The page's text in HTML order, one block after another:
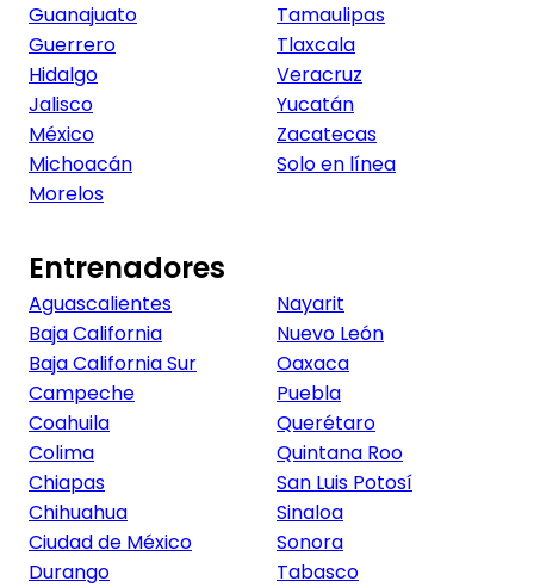
Guanajuato
Guerrero
Hidalgo
Jalisco
México
Michoacán
Morelos
Tamaulipas
Tlaxcala
Veracruz
Yucatán
Zacatecas
Solo en línea
Entrenadores
Aguascalientes
Baja California
Baja California Sur
Campeche
Coahuila
Colima
Chiapas
Chihuahua
Ciudad de México
Durango
Nayarit
Nuevo León
Oaxaca
Puebla
Querétaro
Quintana Roo
San Luis Potosí
Sinaloa
Sonora
Tabasco